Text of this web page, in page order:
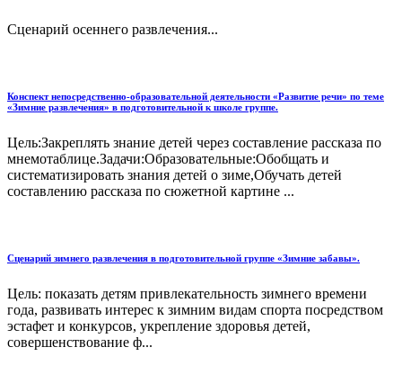
Сценарий осеннего развлечения...
Конспект непосредственно-образовательной деятельности «Развитие речи» по теме
«Зимние развлечения» в подготовительной к школе группе.
Цель:Закреплять знание детей через составление рассказа по
мнемотаблице.Задачи:Образовательные:Обобщать и
систематизировать знания детей о зиме,Обучать детей
составлению рассказа по сюжетной картине ...
Сценарий зимнего развлечения в подготовительной группе «Зимние забавы».
Цель: показать детям привлекательность зимнего времени
года, развивать интерес к зимним видам спорта посредством
эстафет и конкурсов, укрепление здоровья детей,
совершенствование ф...